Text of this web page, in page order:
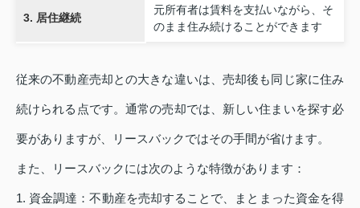
3. 居住継続
元所有者は賃料を支払いながら、そ
のまま住み続けることができます
従来の不動産売却との大きな違いは、売却後も同じ家に住み
続けられる点です。通常の売却では、新しい住まいを探す必
要がありますが、リースバックではその手間が省けます。
また、リースバックには次のような特徴があります：
1. 資金調達：不動産を売却することで、まとまった資金を得